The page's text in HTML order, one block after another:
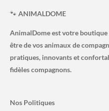
🐾 ANIMALDOME
AnimalDome est votre boutique
être de vos animaux de
pratiques, innovants et
fidèles compagnons.
Nos Politiques